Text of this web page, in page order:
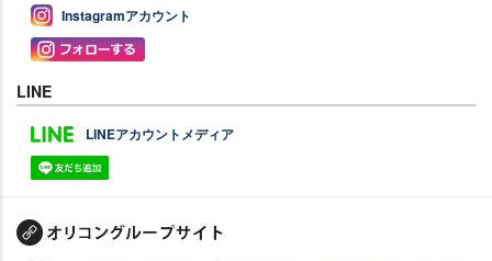
Instagramアカウント
LINE
LINEアカウントメディア